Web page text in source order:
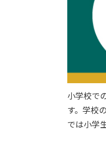
小学校で
す。学校
では小学